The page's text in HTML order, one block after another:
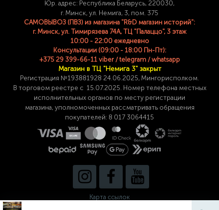
Юр. адрес: Республика Беларусь, 220030,
г. Минск, ул. Немига, 3, пом. 375
САМОВЫВОЗ (ПВЗ) из магазина "R&D магазин историй":
г. Минск, ул. Тимирязева 74A, ТЦ "Палаццо", 3 этаж
10:00 - 22:00 ежедневно
Консультации (09:00 - 18:00 Пн-Пт):
+375 29 399-66-11 viber / telegram / whatsapp
Магазин в ТЦ "Немига 3" закрыт
Регистрация №193881928 24 .06.2025, Мингорисполком.
В торговом реестре с 15.07.2025. Номер телефона местных
исполнительных органов по месту регистрации
магазина,уполномоченных рассматривать обращения
покупателей: 8 017 3064415
Карта ссылок